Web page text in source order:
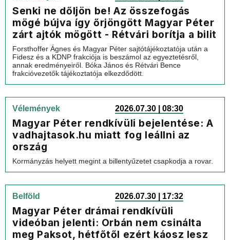
Senki ne dőljön be! Az összefogás
mögé bújva így őrjöngött Magyar Péter
zárt ajtók mögött - Rétvári borítja a bilit
Forsthoffer Ágnes és Magyar Péter sajtótájékoztatója után a
Fidesz és a KDNP frakciója is beszámol az egyeztetésről,
annak eredményeiről. Bóka János és Rétvári Bence
frakcióvezetők tájékoztatója elkezdődött.
Vélemények 2026.07.30 | 08:30
Magyar Péter rendkívüli bejelentése: A
vadhajtasok.hu miatt fog leállni az
ország
Kormányzás helyett megint a billentyűzetet csapkodja a rovar.
Belföld 2026.07.30 | 17:32
Magyar Péter drámai rendkívüli
videóban jelenti: Orbán nem csinálta
meg Paksot, hétfőtől ezért káosz lesz